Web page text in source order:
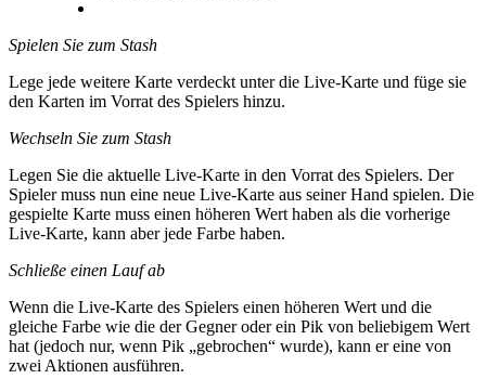
Spielen Sie zum Stash
Lege jede weitere Karte verdeckt unter die Live-Karte und füge sie
den Karten im Vorrat des Spielers hinzu.
Wechseln Sie zum Stash
Legen Sie die aktuelle Live-Karte in den Vorrat des Spielers. Der
Spieler muss nun eine neue Live-Karte aus seiner Hand spielen. Die
gespielte Karte muss einen höheren Wert haben als die vorherige
Live-Karte, kann aber jede Farbe haben.
Schließe einen Lauf ab
Wenn die Live-Karte des Spielers einen höheren Wert und die
gleiche Farbe wie die der Gegner oder ein Pik von beliebigem Wert
hat (jedoch nur, wenn Pik „gebrochen“ wurde), kann er eine von
zwei Aktionen ausführen.